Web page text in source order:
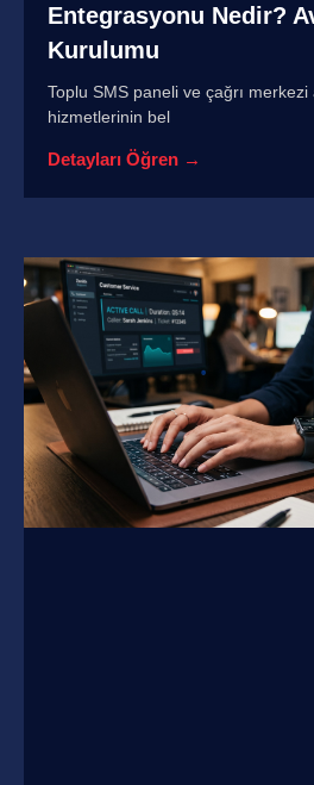
Entegrasyonu Nedir?
Kurulumu
Toplu SMS paneli ve çağrı merkezi
hizmetlerinin bel
Detayları Öğren →